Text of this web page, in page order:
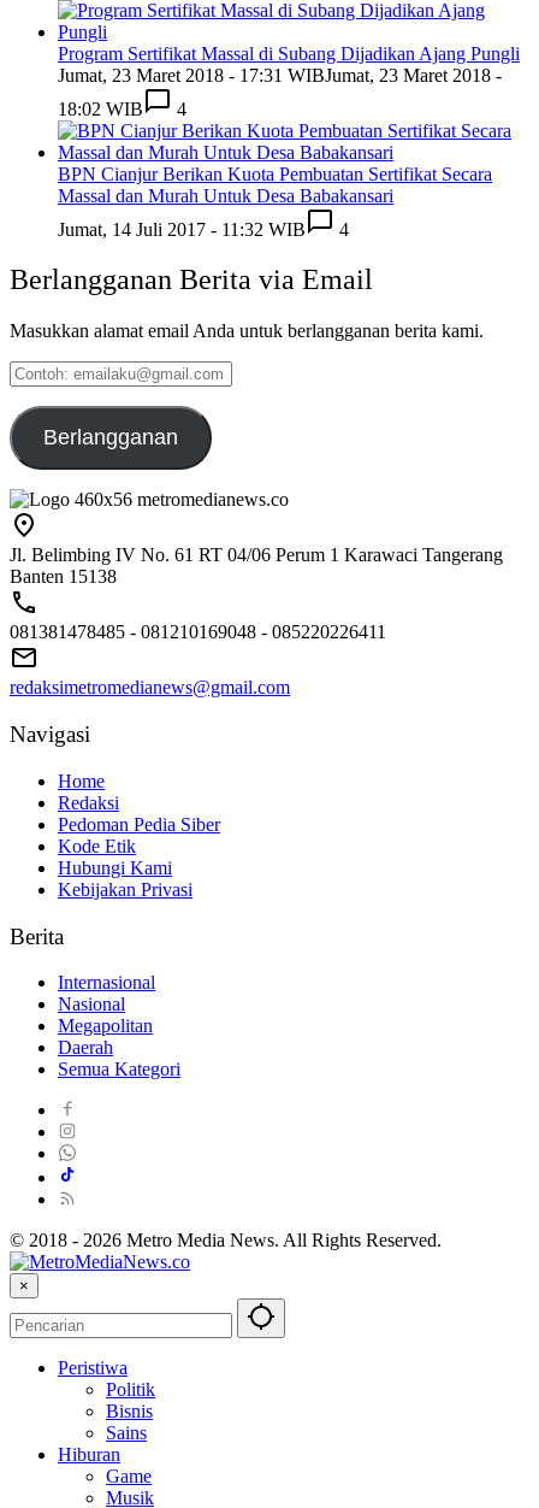
Program Sertifikat Massal di Subang Dijadikan Ajang Pungli
Jumat, 23 Maret 2018 - 17:31 WIBJumat, 23 Maret 2018 -
18:02 WIB
4
BPN Cianjur Berikan Kuota Pembuatan Sertifikat Secara
Massal dan Murah Untuk Desa Babakansari
Jumat, 14 Juli 2017 - 11:32 WIB
4
Berlangganan Berita via Email
Masukkan alamat email Anda untuk berlangganan berita kami.
Contoh:
emailaku@gmail.com
Berlangganan
Jl. Belimbing IV No. 61 RT 04/06 Perum 1 Karawaci Tangerang
Banten 15138
081381478485 - 081210169048 - 085220226411
redaksimetromedianews@gmail.com
Navigasi
Home
Redaksi
Pedoman Pedia Siber
Kode Etik
Hubungi Kami
Kebijakan Privasi
Berita
Internasional
Nasional
Megapolitan
Daerah
Semua Kategori
© 2018 - 2026 Metro Media News. All Rights Reserved.
×
Peristiwa
Politik
Bisnis
Sains
Hiburan
Game
Musik